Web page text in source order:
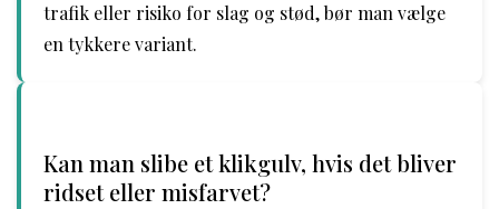
trafik eller risiko for slag og stød, bør man vælge
en tykkere variant.
Kan man slibe et klikgulv, hvis det bliver
ridset eller misfarvet?